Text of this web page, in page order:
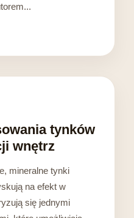
tynków
wnętrz
mineralne tynki
na efekt w
się jednymi